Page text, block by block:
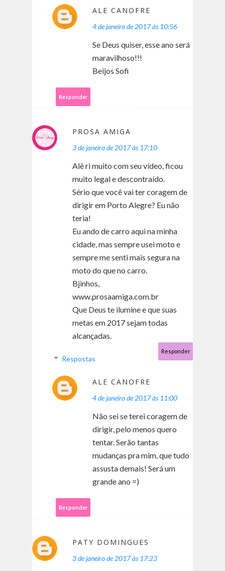
ALE CANOFRE
4 de janeiro de 2017 às 10:56
Se Deus quiser, esse ano será
maravilhoso!!!
Beijos Sofi
Responder
PROSA AMIGA
3 de janeiro de 2017 às 17:10
Alê ri muito com seu vídeo, ficou
muito legal e descontraído.
Sério que você vai ter coragem de
dirigir em Porto Alegre? Eu não
teria!
Eu ando de carro aqui na minha
cidade, mas sempre usei moto e
sempre me senti mais segura na
moto do que no carro.
Bjinhos,
www.prosaamiga.com.br
Que Deus te ilumine e que suas
metas em 2017 sejam todas
alcançadas.
Responder
Respostas
ALE CANOFRE
4 de janeiro de 2017 às 11:00
Não sei se terei coragem de
dirigir, pelo menos quero
tentar. Serão tantas
mudanças pra mim, que tudo
assusta demais! Será um
grande ano =)
Responder
PATY DOMINGUES
3 de janeiro de 2017 às 17:23